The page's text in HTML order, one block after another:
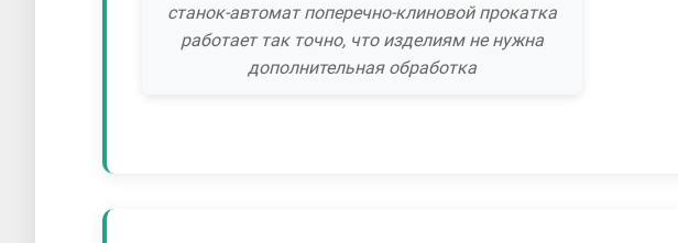
станок-автомат поперечно-клиновой прокатка
работает так точно, что изделиям не нужна
дополнительная обработка